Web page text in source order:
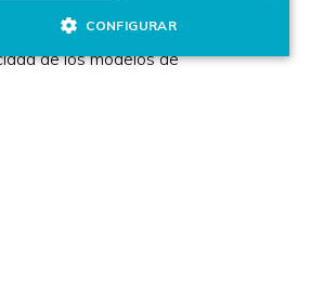
Protegemos la confianza, la
de los modelos de
CONFIGURAR